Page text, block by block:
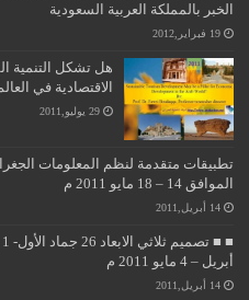
الخبر بالمملكة العربية السعودية
19 فبراير,2012
هل تشكل التنمية
الاقتصادية في
29 يوليو,2011
الموافق 14 – 18 مايو 2011 م
14 أبريل,2011
أبريل – 4 مايو 2011 م
14 أبريل,2011